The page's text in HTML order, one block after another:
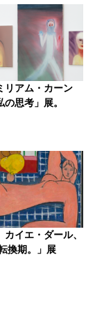
リアム・カーン
の思考」展。
カイエ・ダール、
換期。」展